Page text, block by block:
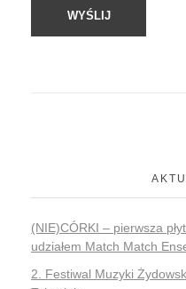
(NIE)CÓRKI – pierwsza
udziałem Match Match
2. Festiwal Muzyki